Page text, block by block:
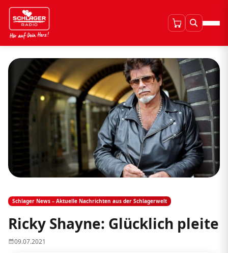
Schlager News – Aktuelle Nachrichten aus der Schlagerwelt
Ricky Shayne: Glücklich pleite
09.07.2021